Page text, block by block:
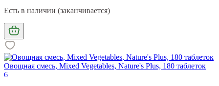
Есть в наличии (заканчивается)
Овощная смесь, Mixed Vegetables, Nature's Plus, 180 таблеток
6